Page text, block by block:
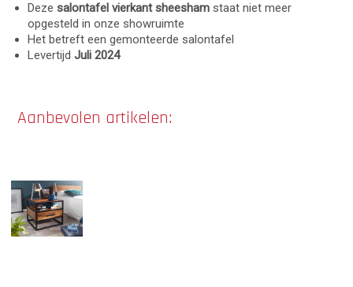
Deze salontafel vierkant sheesham staat niet meer
opgesteld in onze showruimte
Het betreft een gemonteerde salontafel
Levertijd Juli 2024
Aanbevolen artikelen: